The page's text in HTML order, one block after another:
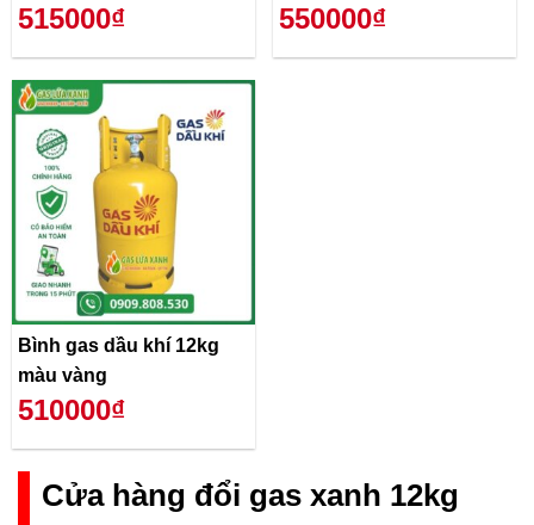
515000₫ 550000₫
Bình gas dầu khí 12kg
màu vàng
510000₫
Cửa hàng đổi gas xanh 12kg